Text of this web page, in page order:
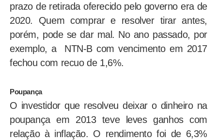
prazo de retirada oferecido pelo governo era de
2020. Quem comprar e resolver tirar antes,
porém, pode se dar mal. No ano passado, por
exemplo, a NTN-B com vencimento em 2017
fechou com recuo de 1,6%.
Poupança
O investidor que resolveu deixar o dinheiro na
poupança em 2013 teve leves ganhos com
relação à inflação. O rendimento foi de 6,3%